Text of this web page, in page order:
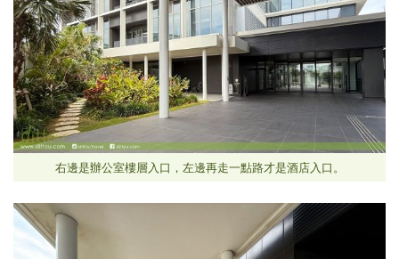
右邊是辦公室樓層入口，左邊再走一點路才是酒店入口。